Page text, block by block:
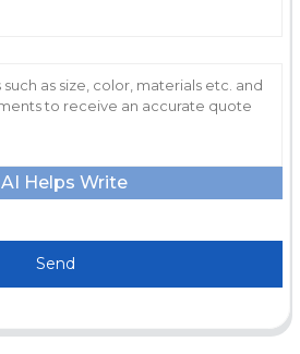
AI Helps Write
Send